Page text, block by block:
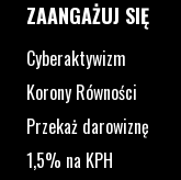
ZAANGAŻUJ SIĘ
Cyberaktywizm
Korony Równości
Przekaż darowiznę
1,5% na KPH